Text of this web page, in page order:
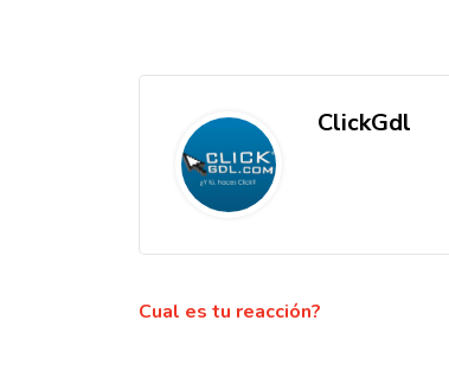
ClickGdl
Cual es tu reacción?